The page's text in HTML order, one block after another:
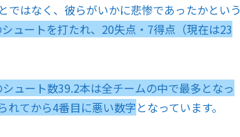
はなく、彼らがいかに悲惨であったかという
ュートを打たれ、20失点・7得点（現在は23
ュート数39.2本は全チームの中で最多となっ
れてから4番目に悪い数字となっています。